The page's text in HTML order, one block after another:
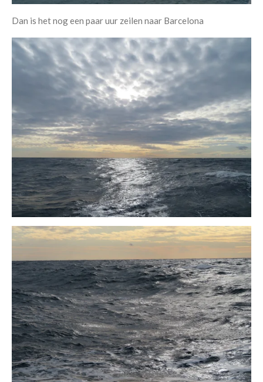
Dan is het nog een paar uur zeilen naar Barcelona